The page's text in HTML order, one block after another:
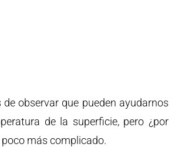
observar que pueden ayudarnos
de la superficie, pero ¿por
poco más complicado.